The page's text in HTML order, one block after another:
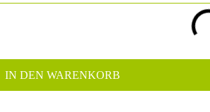
IN DEN WARENKORB